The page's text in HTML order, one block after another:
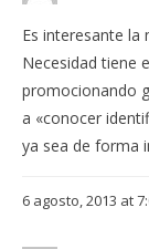
Es interesante la
Necesidad tiene
promocionando
a «conocer
ya sea de forma
6 agosto, 2013 at